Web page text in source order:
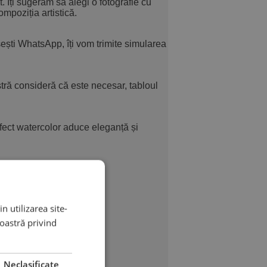
artistică.
WhatsApp, îți vom trimite simularea
consideră că este necesar, tabloul
watercolor aduce eleganță și
de
utilizarea site-
privind
Neclasificate